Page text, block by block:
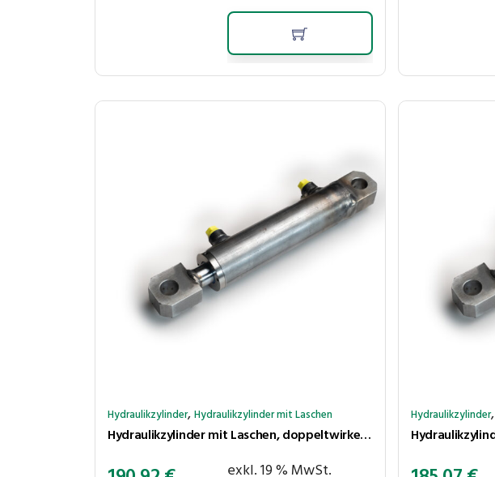
Hydraulikzylinder,Hydraulikzylinder mit Laschen
Hydraulikzylinder mit Laschen, doppeltwirkend, Hub 500 mm, Kolben ⌀40 mm, Stange ⌀25 mm
exkl. 19 % MwSt.
Hydraulikzylinder,